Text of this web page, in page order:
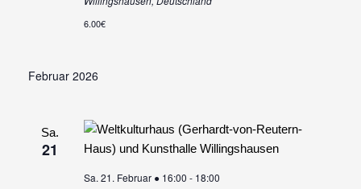
6.00€
Februar 2026
Sa.
21
Sa. 21. Februar ● 16:00 - 18:00